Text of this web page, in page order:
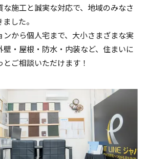
施工と誠実な対応で、地域のみなさ
した。
ンから個人宅まで、大小さまざまな実
・屋根・防水・内装など、住まいに
ご相談いただけます！